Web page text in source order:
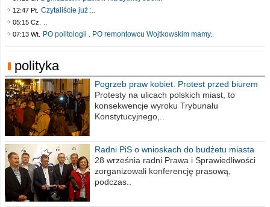
12:47 Pt. Czytaliście już :..
05:15 Cz. ..
07:13 Wt. PO politologii . PO remontowcu Wojtkowskim mamy..
polityka
Pogrzeb praw kobiet. Protest przed biurem
poselskim PiS
Protesty na ulicach polskich miast, to
konsekwencje wyroku Trybunału
Konstytucyjnego,..
Radni PiS o wnioskach do budżetu miasta
na 2021 rok
28 września radni Prawa i Sprawiedliwości
zorganizowali konferencję prasową,
podczas..